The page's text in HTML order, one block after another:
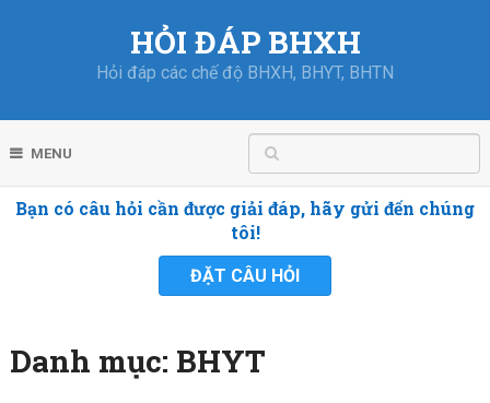
HỎI ĐÁP BHXH
Hỏi đáp các chế độ BHXH, BHYT, BHTN
MENU
Bạn có câu hỏi cần được giải đáp, hãy gửi đến chúng
tôi!
ĐẶT CÂU HỎI
Danh mục: BHYT